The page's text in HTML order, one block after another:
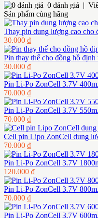
0 đánh giá |
Sản phẩm cùng hãng
Thay pin dung lượng cao cho
30.000 ₫
Pin thay thế cho đồng hồ
30.000 ₫
Pin Li-Po ZonCell 3.7V
70.000 ₫
Pin Li-Po ZonCell 3.7V
70.000 ₫
Cell pin Lipo ZonCell dung
70.000 ₫
Pin Li-Po ZonCell 3.7V
120.000 ₫
Pin Li-Po ZonCell 3.7V
70.000 ₫
Pin Li-Po ZonCell 3.7V